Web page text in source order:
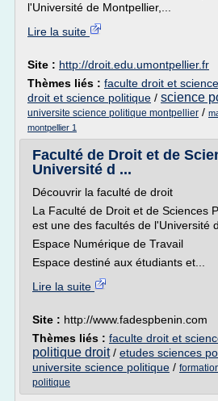
l'Université de Montpellier,...
Lire la suite
Site : http://droit.edu.umontpellier.fr
Thèmes liés : faculte droit et
droit et science politique / science
universite science politique montpellier /
montpellier 1
Faculté de Droit et de
Université d ...
Découvrir la faculté de droit
La Faculté de Droit et de Sciences
est une des facultés de l'Université
Espace Numérique de Travail
Espace destiné aux étudiants et...
Lire la suite
Site : http://www.fadespbenin.com
Thèmes liés : faculte droit et
politique droit/ etudes sciences
universite science politique /
politique